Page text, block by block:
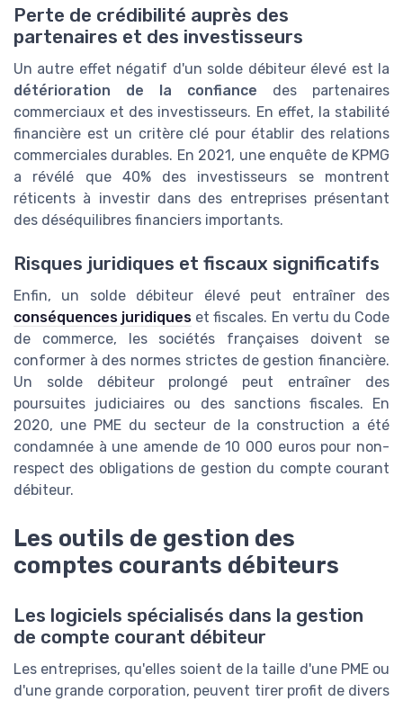
Perte de crédibilité auprès des
partenaires et des investisseurs
Un autre effet négatif d'un solde débiteur élevé est la
détérioration de la confiance des partenaires
commerciaux et des investisseurs. En effet, la stabilité
financière est un critère clé pour établir des relations
commerciales durables. En 2021, une enquête de KPMG
a révélé que 40% des investisseurs se montrent
réticents à investir dans des entreprises présentant
des déséquilibres financiers importants.
Risques juridiques et fiscaux significatifs
Enfin, un solde débiteur élevé peut entraîner des
conséquences juridiques et fiscales. En vertu du Code
de commerce, les sociétés françaises doivent se
conformer à des normes strictes de gestion financière.
Un solde débiteur prolongé peut entraîner des
poursuites judiciaires ou des sanctions fiscales. En
2020, une PME du secteur de la construction a été
condamnée à une amende de 10 000 euros pour non-
respect des obligations de gestion du compte courant
débiteur.
Les outils de gestion des
comptes courants débiteurs
Les logiciels spécialisés dans la gestion
de compte courant débiteur
Les entreprises, qu'elles soient de la taille d'une PME ou
d'une grande corporation, peuvent tirer profit de divers